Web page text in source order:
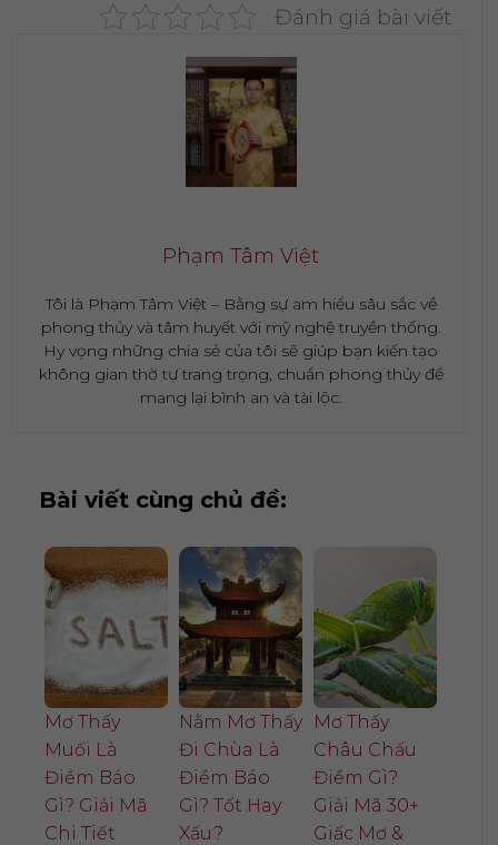
Đánh giá bài viết
Phạm Tâm Việt
Tôi là Phạm Tâm Việt – Bằng sự am hiểu sâu sắc về
phong thủy và tâm huyết với mỹ nghệ truyền thống.
Hy vọng những chia sẻ của tôi sẽ giúp bạn kiến tạo
không gian thờ tự trang trọng, chuẩn phong thủy để
mang lại bình an và tài lộc.
Bài viết cùng chủ đề:
Mơ Thấy
Muối Là
Điềm Báo
Gì? Giải Mã
Chi Tiết
Nằm Mơ Thấy
Đi Chùa Là
Điềm Báo
Gì? Tốt Hay
Xấu?
Mơ Thấy
Châu Chấu
Điềm Gì?
Giải Mã 30+
Giấc Mơ &